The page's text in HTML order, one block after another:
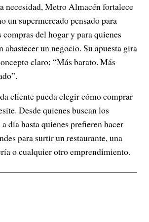
necesidad, Metro Almacén fortalece
un supermercado pensado para
compras del hogar y para quienes
abastecer un negocio. Su apuesta gira
claro: “Más barato. Más
cliente pueda elegir cómo comprar
Desde quienes buscan los
día hasta quienes prefieren hacer
para surtir un restaurante, una
o cualquier otro emprendimiento.